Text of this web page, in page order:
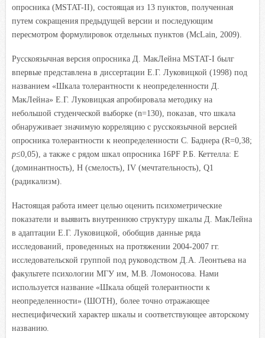
опросника (MSTAT-II), состоящая из 13 пунктов, полученная
путем сокращения предыдущей версии и последующим
пересмотром формулировок отдельных пунктов (McLain, 2009).
Русскоязычная версия опросника Д. МакЛейна MSTAT-I былг
впервые представлена в диссертации Е.Г. Луковицкой (1998) под
названием «Шкала толерантности к неопределенности Д.
МакЛейна» Е.Г. Луковицкая апробировала методику на
небольшой студенческой выборке (n=130), показав, что шкала
обнаруживает значимую корреляцию с русскоязычной версией
опросника толерантности к неопределенности С. Баднера (R=0,38;
p≤0,05), а также с рядом шкал опросника 16PF Р.Б. Кеттелла: Е
(доминантность), Н (смелость), IV (мечтательность), Q1
(радикализм).
Настоящая работа имеет целью оценить психометрические
показатели и выявить внутреннюю структуру шкалы Д. МакЛейна
в адаптации Е.Г. Луковицкой, обобщив данные ряда
исследований, проведенных на протяжении 2004-2007 гг.
исследовательской группой под руководством Д.А. Леонтьева на
факультете психологии МГУ им, М.В. Ломоносова. Нами
используется название «Шкала общей толерантности к
неопределенности» (ШОТН), более точно отражающее
неспецифический характер шкалы и соответствующее авторскому
названию.